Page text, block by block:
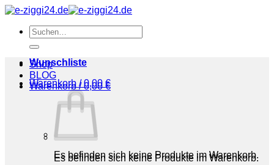
Zum
springenSuchen
nach:
Shop
BLOG
Warenkorb /0,00€
Es befinden sich keine Produkte im Warenkorb.
Wunschliste
Warenkorb /0,00 €
Es befinden sich keine Produkte im Warenkorb.